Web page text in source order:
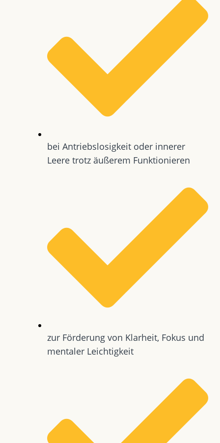
bei Antriebslosigkeit oder innerer
Leere trotz äußerem Funktionieren
zur Förderung von Klarheit, Fokus und
mentaler Leichtigkeit